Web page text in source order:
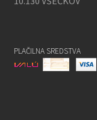
PLAČILNA SREDSTVA